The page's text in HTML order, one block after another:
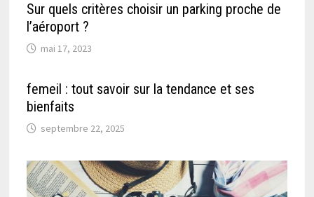
Sur quels critères choisir un parking proche de
l’aéroport ?
mai 17, 2023
femeil : tout savoir sur la tendance et ses
bienfaits
septembre 22, 2025